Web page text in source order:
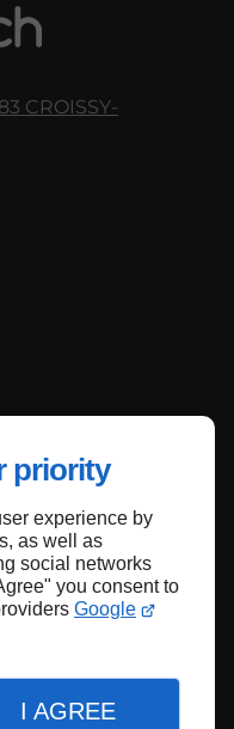
priority
experience by
as well as
social networks
you consent to
Google
I AGREE
CROISSY-